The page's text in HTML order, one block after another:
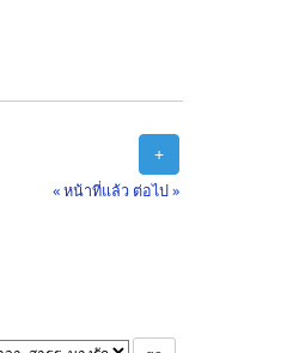
+
« หน้าที่แล้ว ต่อไป »